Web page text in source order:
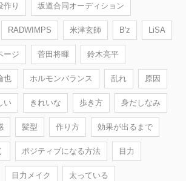
作り 坂道合同オーディション
RADWIMPS 米津玄師 B'z LiSA
ージ 菅田将暉 鈴木亮平
也 ホルモンバランス 乱れ 原因
い きれいな 歩き方 身だしなみ
髪型 作り方 効果が出るまで
ポジティブになる方法 目力
目力メイク 太っている